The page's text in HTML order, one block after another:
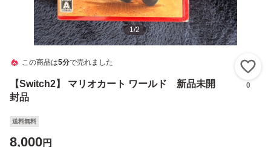
1/2
この商品は5分で売れました
【Switch2】 マリオカート ワールド 新品未開
封品
0
送料無料
8,000円